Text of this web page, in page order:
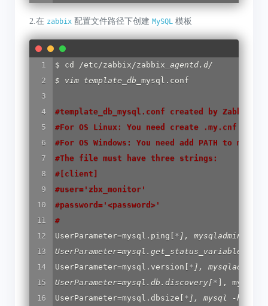
2.在 zabbix 配置文件路径下创建 MySQL 模板
$ cd /etc/zabbix/zabbix agentd.d/
$ vim template db_ mysql.conf
#template_db_mysql.conf created by Zabbix
#For OS Linux: You need create .my.cnf in
#For OS Windows: You need add PATH to
#The file must have three strings:
#[client]
#user='zbx_monitor'
#password='<password>'
#
UserParameter=mysql.ping[ * ], mysqladmin -
UserParameter=mysql.get _status_ variables[
UserParameter=mysql.version[ * ], mysqladmin
UserParameter=mysql.db.discovery[* ], mysql -
UserParameter=mysql.dbsize[ * ], mysql -h"$1" -